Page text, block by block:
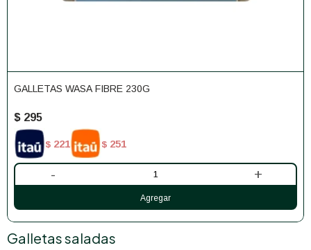
GALLETAS WASA FIBRE 230G
$ 295
$ 221 $ 251
- +
Galletas saladas